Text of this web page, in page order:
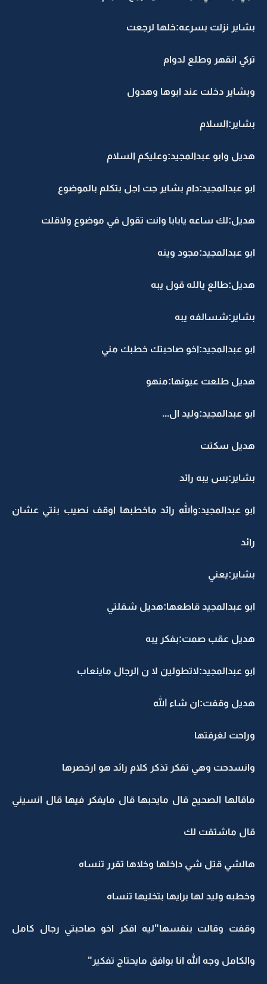
بشاير نزلت بسرعه:خلها لرجعت
تركي انقهر وطلع لدوام
وبشاير دخلت عند ابوها وهدول
بشاير:السلام
هديل وابو عبدالمجيد:وعليكم السلام
ابو عبدالمجيد:دام بشاير جت اجل بتكلم بالموضوع
هديل:لك ساعه يابابا وانت تقول في موضوع ولاقلت
ابو عبدالمجيد:مجود وينه
هديل:طالع يالله قول يبه
بشاير:شسالفه يبه
ابو عبدالمجيد:اخو صاحبتك خطبك مني
هديل طلعت عيونها:منهو
ابو عبدالمجيد:وليد ال...
هديل سكتت
بشاير:بس يبه رائد
ابو عبدالمجيد:والله رائد ماخطبها اوقف نصيب بنتي عشان
رائد
بشاير:يعني
ابو عبدالمجيد قاطعها:هديل شقلتي
هديل عقب صمت:بفكر يبه
ابو عبدالمجيد:لاتطولين لا ن الرجال ماينعاب
هديل وقفت:ان شاء الله
وراحت لغرفتها
وانسدحت وهي تفكر تذكر كلام رائد هو ارخصرها
ماقالها الصحيح قال مايحبها قال مايفكر فيها قال انسيني
قال ماشتقت لك
هالشي قتل شي داخلها وخلاها تقرر تنساه
وخطبه وليد لها برايها بتخليها تنساه
وقفت وقالت بنفسها"ليه افكر اخو صاحبتي رجال كامل
والكامل وجه الله انا بوافق مايحتاج تفكير"